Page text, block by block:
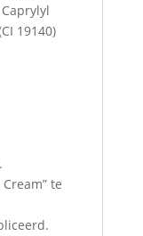
19140)
te